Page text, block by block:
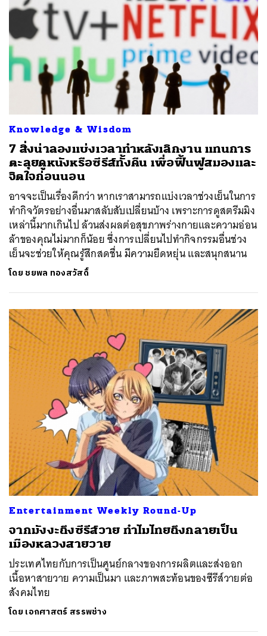
Knowledge & Wisdom
7 สิ่งน่าลองแบ่งเวลาทำหลังเลิกงาน แทนการ
ตะลุยดูหนังหรือซีรีส์ทั้งคืน เพื่อฟื้นฟูสมองและ
จิตใจก่อนนอน
อาจจะเป็นเรื่องดีกว่า หากเราสามารถแบ่งเวลาช่วงเย็นในการ
ทำกิจวัตรอย่างอื่นมาสลับสับเปลี่ยนบ้าง เพราะการดูสตรีมมิง
เหล่านี้มากเกินไป ล้วนส่งผลต่อสุขภาพร่างกายและความอ่อน
ล้าของคุณไม่มากก็น้อย ซึ่งการเปลี่ยนไปทำกิจกรรมอื่นช่วง
เย็นจะช่วยให้คุณรู้สึกสดชื่น มีความยืดหยุ่น และสนุกสนาน
โดย ชยพล ทองสวัสดิ์
Entertainment Weekly Round-Up
จากมังงะถึงซีรีส์วาย ทำไมไทยถึงกลายเป็น
เมืองหลวงสายวาย
ประเทศไทยกับการเป็นศูนย์กลางของการผลิตและส่งออก
เนื้อหาสายวาย ความเป็นมา และภาพสะท้อนของซีรีส์วายต่อ
สังคมไทย
โดย เอกศาสตร์ สรรพช่าง